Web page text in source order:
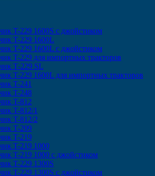
T-229 1600S с джойстиком
T-229 1600L
T-229 1600L с джойстиком
T-229 для импортных тракторов
Т-229 SL
T-229 1600L для импортных тракторов
T-241
T-248
T-812
T-812/1
T-812/2
T-209
T-219
T-219 1000
T-219 1000 с джойстиком
T-229 1300S
T-229 1300S с джойстиком